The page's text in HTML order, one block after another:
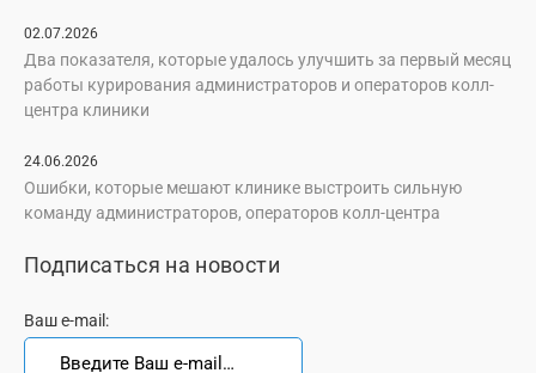
02.07.2026
Два показателя, которые удалось улучшить за первый месяц
работы курирования администраторов и операторов колл-
центра клиники
24.06.2026
Ошибки, которые мешают клинике выстроить сильную
команду администраторов, операторов колл-центра
Подписаться на новости
Ваш e-mail: